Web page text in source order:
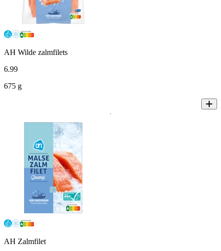
AH Wilde zalmfilets
6.99
675 g
AH Zalmfilet